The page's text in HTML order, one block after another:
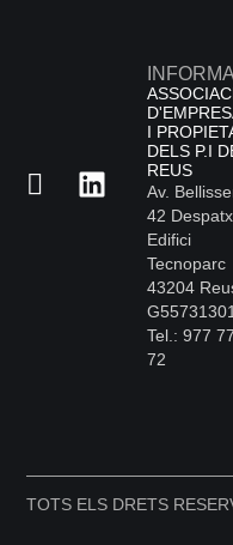
I
DELS P.I
REUS
Av.
42
Edifici
Tecnoparc
43204
G55731301
Tel.: 977
72
TOTS ELS DRETS